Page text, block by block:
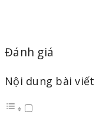
Đánh giá
Nội dung bài viết